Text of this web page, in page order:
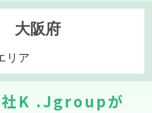
大阪府
リア
社K .Jgroupが